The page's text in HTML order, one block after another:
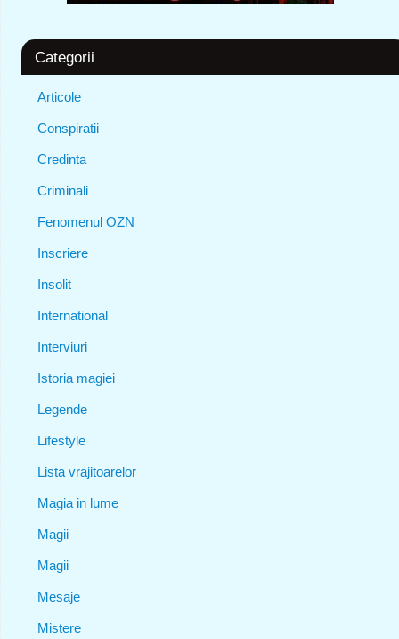
Categorii
Articole
Conspiratii
Credinta
Criminali
Fenomenul OZN
Inscriere
Insolit
International
Interviuri
Istoria magiei
Legende
Lifestyle
Lista vrajitoarelor
Magia in lume
Magii
Magii
Mesaje
Mistere